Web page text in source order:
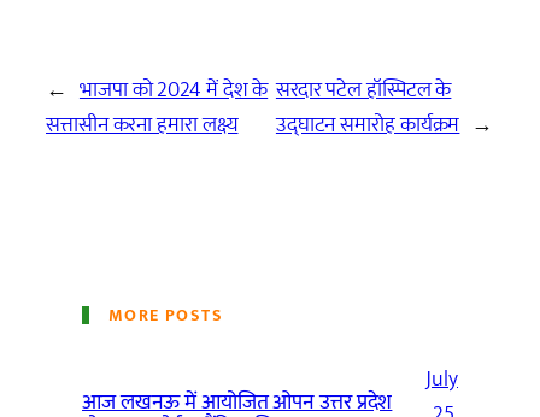
← भाजपा को 2024 में देश के
सत्तासीन करना हमारा लक्ष्य
सरदार पटेल हॉस्पिटल के
उद्घाटन समारोह कार्यक्रम →
MORE POSTS
आज लखनऊ में आयोजित ओपन उत्तर प्रदेश
July